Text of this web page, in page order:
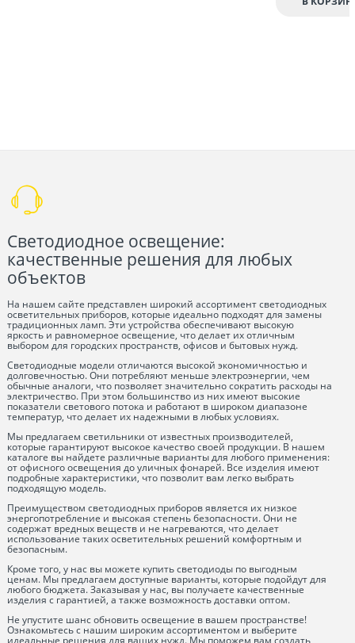
Светодиодное освещение:
качественные решения для любых
объектов
На нашем сайте представлен широкий ассортимент светодиодных
осветительных приборов, которые идеально подходят для замены
традиционных ламп. Эти устройства обеспечивают высокую
яркость и равномерное освещение, что делает их отличным
выбором для городских пространств, офисов и бытовых нужд.
Светодиодные модели отличаются высокой экономичностью и
долговечностью. Они потребляют меньше электроэнергии, чем
обычные аналоги, что позволяет значительно сократить расходы на
электричество. При этом большинство из них имеют высокие
показатели светового потока и работают в широком диапазоне
температур, что делает их надежными в любых условиях.
Мы предлагаем светильники от известных производителей,
которые гарантируют высокое качество своей продукции. В нашем
каталоге вы найдете различные варианты для любого применения:
от офисного освещения до уличных фонарей. Все изделия имеют
подробные характеристики, что позволит вам легко выбрать
подходящую модель.
Преимуществом светодиодных приборов является их низкое
энергопотребление и высокая степень безопасности. Они не
содержат вредных веществ и не нагреваются, что делает
использование таких осветительных решений комфортным и
безопасным.
Кроме того, у нас вы можете купить светодиоды по выгодным
ценам. Мы предлагаем доступные варианты, которые подойдут для
любого бюджета. Заказывая у нас, вы получаете качественные
изделия с гарантией, а также возможность доставки оптом.
Не упустите шанс обновить освещение в вашем пространстве!
Ознакомьтесь с нашим широким ассортиментом и выберите
идеальные решения для ваших нужд. Мы поможем вам создать